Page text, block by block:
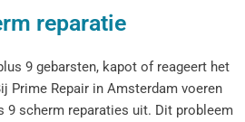
reparatie
9 gebarsten, kapot of reageert het
Prime Repair in Amsterdam voeren
9 scherm reparaties uit. Dit probleem